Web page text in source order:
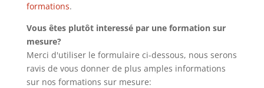
formations.
Vous êtes plutôt interessé par une formation sur
mesure?
Merci d'utiliser le formulaire ci-dessous, nous serons
ravis de vous donner de plus amples informations
sur nos formations sur mesure: